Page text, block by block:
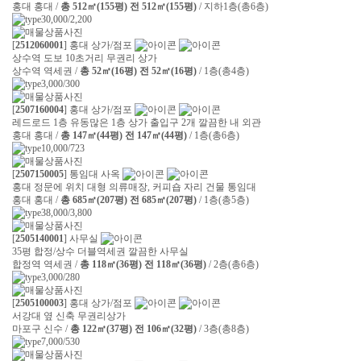
홍대 홍대 / 총 512㎡(155평) 전 512㎡(155평) / 지하1층(총6층)
30,000/2,200
[2512060001] 홍대 상가/점포
상수역 도보 10초거리 무권리 상가
상수역 역세권 / 총 52㎡(16평) 전 52㎡(16평) / 1층(총4층)
3,000/300
[2507160004] 홍대 상가/점포
레드로드 1층 유동많은 1층 상가 출입구 2개 깔끔한 내 외관
홍대 홍대 / 총 147㎡(44평) 전 147㎡(44평) / 1층(총6층)
10,000/723
[2507150005] 통임대 사옥
홍대 정문에 위치 대형 의류매장, 커피숍 자리 건물 통임대
홍대 홍대 / 총 685㎡(207평) 전 685㎡(207평) / 1층(총5층)
38,000/3,800
[2505140001] 사무실
35평 합정/상수 더블역세권 깔끔한 사무실
합정역 역세권 / 총 118㎡(36평) 전 118㎡(36평) / 2층(총6층)
3,000/280
[2505100003] 홍대 상가/점포
서강대 옆 신축 무권리상가
마포구 신수 / 총 122㎡(37평) 전 106㎡(32평) / 3층(총8층)
7,000/530